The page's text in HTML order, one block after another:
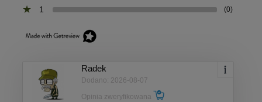
1 (0)
Radek
Dodano: 2026-08-07
Opinia zweryfikowana